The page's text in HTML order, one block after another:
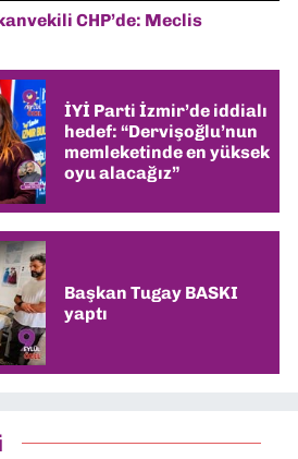
CHP’de: Meclis
İYİ Parti İzmir’de iddialı
hedef: “Dervişoğlu’nun
memleketinde en yüksek
oyu alacağız”
Başkan Tugay BASKI
yaptı